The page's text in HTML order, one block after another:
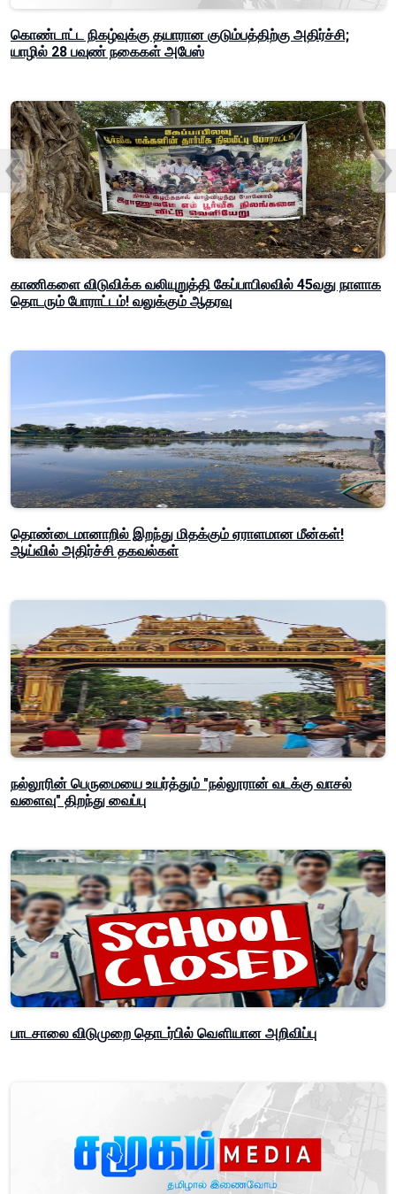
கொண்டாட்ட நிகழ்வுக்கு தயாரான குடும்பத்திற்கு அதிர்ச்சி;
யாழில் 28 பவுண் நகைகள் அபேஸ்
காணிகளை விடுவிக்க வலியுறுத்தி கேப்பாபிலவில் 45வது நாளாக
தொடரும் போராட்டம்! வலுக்கும் ஆதரவு
தொண்டைமானாறில் இறந்து மிதக்கும் ஏராளமான மீன்கள்!
ஆய்வில் அதிர்ச்சி தகவல்கள்
நல்லூரின் பெருமையை உயர்த்தும் "நல்லூரான் வடக்கு வாசல்
வளைவு" திறந்து வைப்பு
பாடசாலை விடுமுறை தொடர்பில் வௌியான அறிவிப்பு